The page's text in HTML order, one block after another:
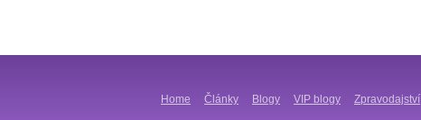
Home Články Blogy VIP blogy Zpravodajství